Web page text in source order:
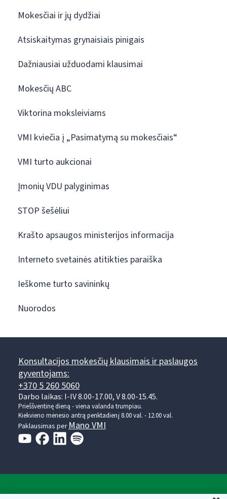
Mokesčiai ir jų dydžiai
Atsiskaitymas grynaisiais pinigais
Dažniausiai užduodami klausimai
Mokesčių ABC
Viktorina moksleiviams
VMI kviečia į „Pasimatymą su mokesčiais“
VMI turto aukcionai
Įmonių VDU palyginimas
STOP šešėliui
Krašto apsaugos ministerijos informacija
Interneto svetainės atitikties paraiška
Ieškome turto savininkų
Nuorodos
Konsultacijos mokesčių klausimais ir paslaugos
gyventojams:
+370 5 260 5060
Darbo laikas: I-IV 8.00-17.00, V 8.00-15.45.
Prieššventinę dieną - viena valanda trumpiau.
Kiekvieno mėnesio antrą penktadienį 8.00 val. - 12.00 val.
Paklausimas per Mano VMI